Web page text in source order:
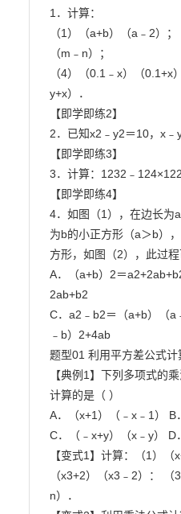
1．计算：
（1）（a+b）（a﹣2）
（m﹣n）；
（4）（0.1﹣x）（0.1+x
y+x）．
【即学即练2】
2．已知x2﹣y2＝10，
【即学即练3】
3．计算：1232﹣124×122
【即学即练4】
4．如图（1），在边长为
为b的小正方形（a＞b）
方形，如图（2），此过程
A．（a+b）2＝
2ab+b2
C．a2﹣b2＝（a+b）（
﹣b）2+4ab
题型01 利用平方差公式计
【典例1】下列多项式的
计算的是（ ）
A．（x+1）（﹣x﹣1） B
C．（﹣x+y）（x﹣y） D
【变式1】计算：（1）（
（x3+2）（x3﹣2）：
n）．